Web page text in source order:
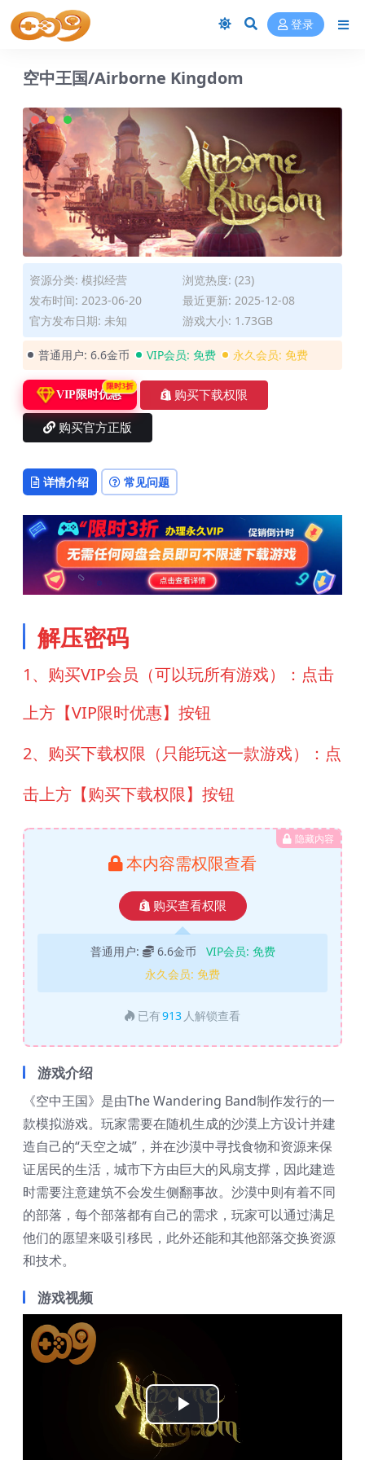
登录
空中王国/Airborne Kingdom
资源分类: 模拟经营
浏览热度: (23)
发布时间: 2023-06-20
最近更新: 2025-12-08
官方发布日期: 未知
游戏大小: 1.73GB
普通用户: 6.6金币 VIP会员: 免费 永久会员: 免费
VIP限时优惠
限时3折
购买下载权限
购买官方正版
详情介绍 常见问题
解压密码
1、购买VIP会员（可以玩所有游戏）：点击
上方【VIP限时优惠】按钮
2、购买下载权限（只能玩这一款游戏）：点
击上方【购买下载权限】按钮
隐藏内容
本内容需权限查看
购买查看权限
普通用户: 6.6金币 VIP会员: 免费
永久会员: 免费
已有913 人解锁查看
游戏介绍
《空中王国》是由The Wandering Band制作发行的一
款模拟游戏。玩家需要在随机生成的沙漠上方设计并建
造自己的“天空之城”，并在沙漠中寻找食物和资源来保
证居民的生活，城市下方由巨大的风扇支撑，因此建造
时需要注意建筑不会发生侧翻事故。沙漠中则有着不同
的部落，每个部落都有自己的需求，玩家可以通过满足
他们的愿望来吸引移民，此外还能和其他部落交换资源
和技术。
游戏视频
Play